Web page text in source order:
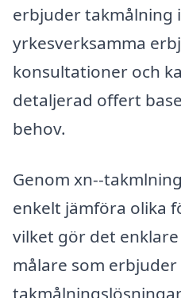
erbjuder takmålning
yrkesverksamma
konsultationer och
detaljerad offert
behov.
Genom xn--
enkelt jämföra olika
vilket gör det
målare som erbjuder